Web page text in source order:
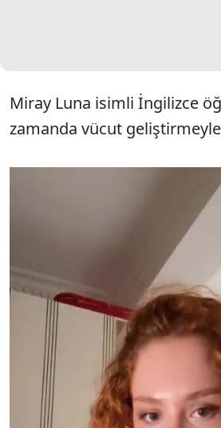
Miray Luna isimli İngilizce
zamanda vücut